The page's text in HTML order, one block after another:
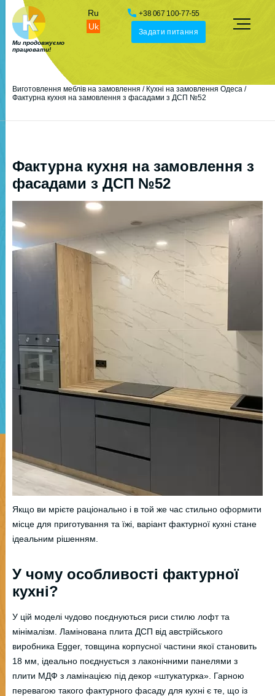
Ми продовжуємо
працювати!
Uk
Ru +38 067 100-77-55
Задати питання
Виготовлення меблів на замовлення / Кухні на замовлення Одеса /
Фактурна кухня на замовлення з фасадами з ДСП №52
Фактурна кухня на замовлення з
фасадами з ДСП №52
Якщо ви мрієте раціонально і в той же час стильно оформити
місце для приготування та їжі, варіант фактурної кухні стане
ідеальним рішенням.
У чому особливості фактурної
кухні?
У цій моделі чудово поєднуються риси стилю лофт та
мінімалізм. Ламінована плита ДСП від австрійського
виробника Egger, товщина корпусної частини якої становить
18 мм, ідеально поєднується з лаконічними панелями з
плити МДФ з ламінацією під декор «штукатурка». Гарною
перевагою такого фактурного фасаду для кухні є те, що із